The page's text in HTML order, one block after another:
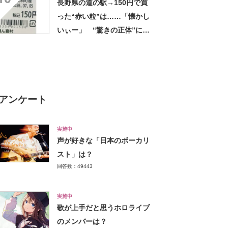
長野県の道の駅→150円で買
った“赤い粒”は……「懐かし
いぃー」 “驚きの正体”に
ンケート
実施中
声が好きな「日本のボーカリ
スト」は？
回答数：49443
実施中
歌が上手だと思うホロライブ
のメンバーは？